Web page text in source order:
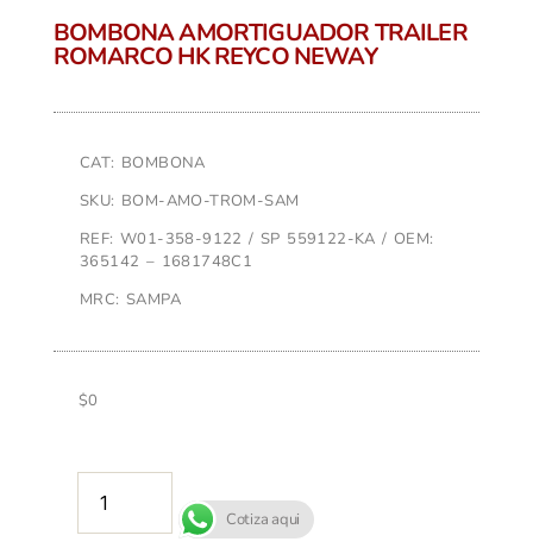
BOMBONA AMORTIGUADOR TRAILER
ROMARCO HK REYCO NEWAY
CAT: BOMBONA
SKU: BOM-AMO-TROM-SAM
REF: W01-358-9122 / SP 559122-KA / OEM:
365142 – 1681748C1
MRC: SAMPA
$0
Cotiza aqui